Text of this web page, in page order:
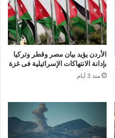
الأردن يؤيد بيان مصر وقطر وتركيا
بإدانة الانتهاكات الإسرائيلية فى غزة
منذ 3 أيام